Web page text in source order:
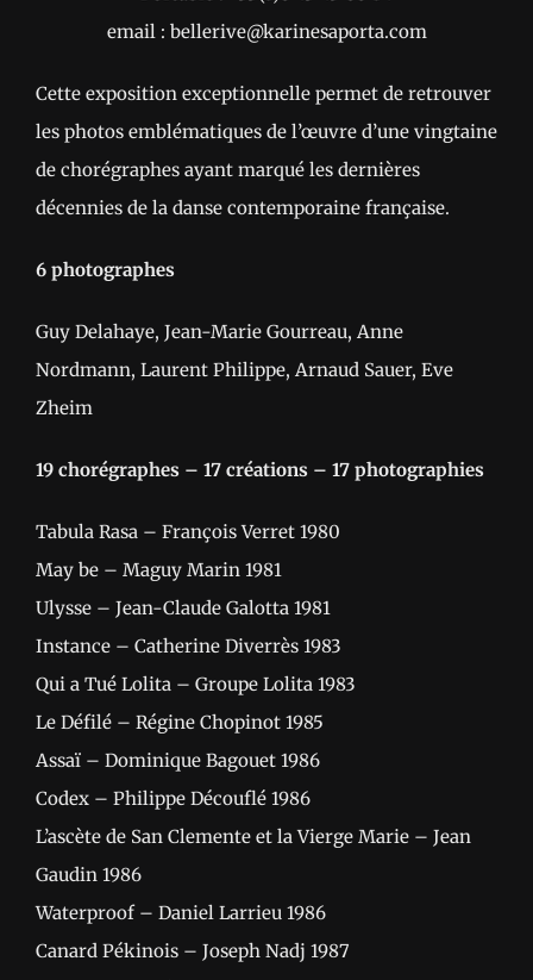
email : bellerive@karinesaporta.com
Cette exposition exceptionnelle permet de retrouver
les photos emblématiques de l’œuvre d’une vingtaine
de chorégraphes ayant marqué les dernières
décennies de la danse contemporaine française.
6 photographes
Guy Delahaye, Jean-Marie Gourreau, Anne
Nordmann, Laurent Philippe, Arnaud Sauer, Eve
Zheim
19 chorégraphes – 17 créations – 17 photographies
Tabula Rasa – François Verret 1980
May be – Maguy Marin 1981
Ulysse – Jean-Claude Galotta 1981
Instance – Catherine Diverrès 1983
Qui a Tué Lolita – Groupe Lolita 1983
Le Défilé – Régine Chopinot 1985
Assaï – Dominique Bagouet 1986
Codex – Philippe Découflé 1986
L’ascète de San Clemente et la Vierge Marie – Jean
Gaudin 1986
Waterproof – Daniel Larrieu 1986
Canard Pékinois – Joseph Nadj 1987